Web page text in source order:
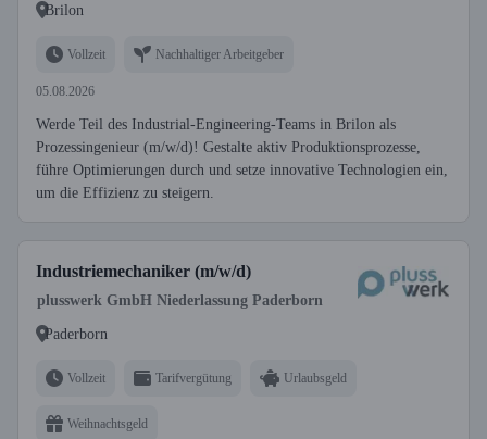
Brilon
Vollzeit Nachhaltiger Arbeitgeber
05.08.2026
Werde Teil des Industrial-Engineering-Teams in Brilon als
Prozessingenieur (m/w/d)! Gestalte aktiv Produktionsprozesse,
führe Optimierungen durch und setze innovative Technologien ein,
um die Effizienz zu steigern.
Industriemechaniker (m/w/d)
plusswerk GmbH Niederlassung Paderborn
Paderborn
Vollzeit Tarifvergütung Urlaubsgeld
Weihnachtsgeld